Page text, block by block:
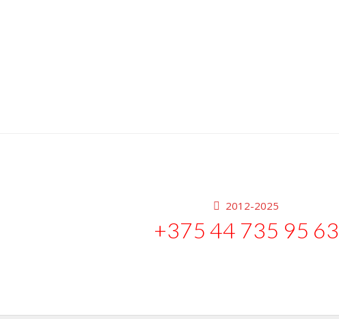
2012-2025
+375 44 735 95 63